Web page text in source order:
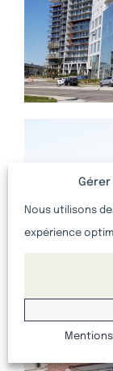
Nous utilisons
expérience